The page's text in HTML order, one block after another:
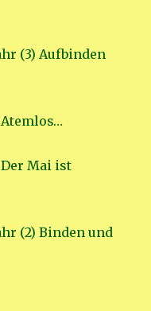
(3) Aufbinden
Mai ist
(2) Binden und